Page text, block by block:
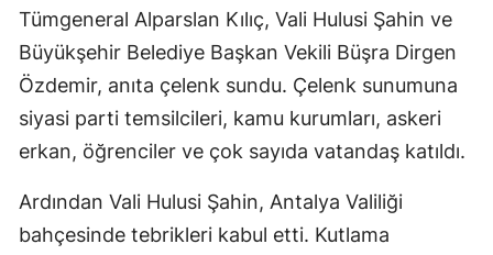
Tümgeneral Alparslan Kılıç, Vali Hulusi Şahin ve
Büyükşehir Belediye Başkan Vekili Büşra Dirgen
Özdemir, anıta çelenk sundu. Çelenk sunumuna
siyasi parti temsilcileri, kamu kurumları, askeri
erkan, öğrenciler ve çok sayıda vatandaş katıldı.
Ardından Vali Hulusi Şahin, Antalya Valiliği
bahçesinde tebrikleri kabul etti. Kutlama